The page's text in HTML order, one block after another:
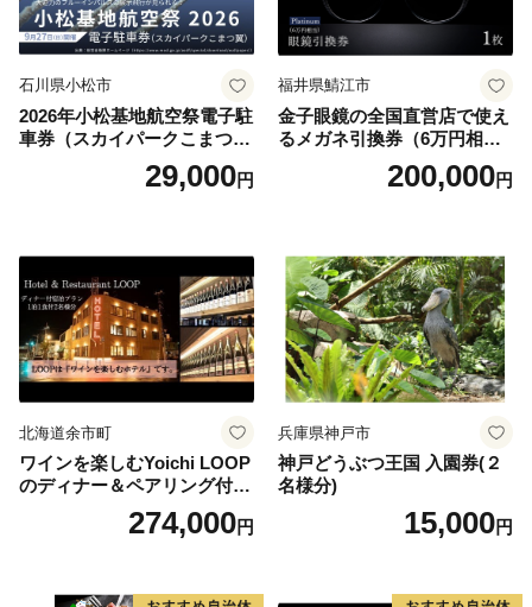
石川県小松市
2026年小松基地航空祭電子駐
車券（スカイパークこまつ
翼） 駐車場 シャトルバスの
りばすぐ 石川県 小松市
29,000円
福井県鯖江市
金子眼鏡の全国直営店で使え
るメガネ引換券（6万円相
当） Platinum200,000円
北海道余市町
ワインを楽しむYoichi LOOP
のディナー＆ペアリング付宿
泊プラン＜デラックスツイン
274,000円
兵庫県神戸市
神戸どうぶつ王国 入園券(２
名様分)
15,000円